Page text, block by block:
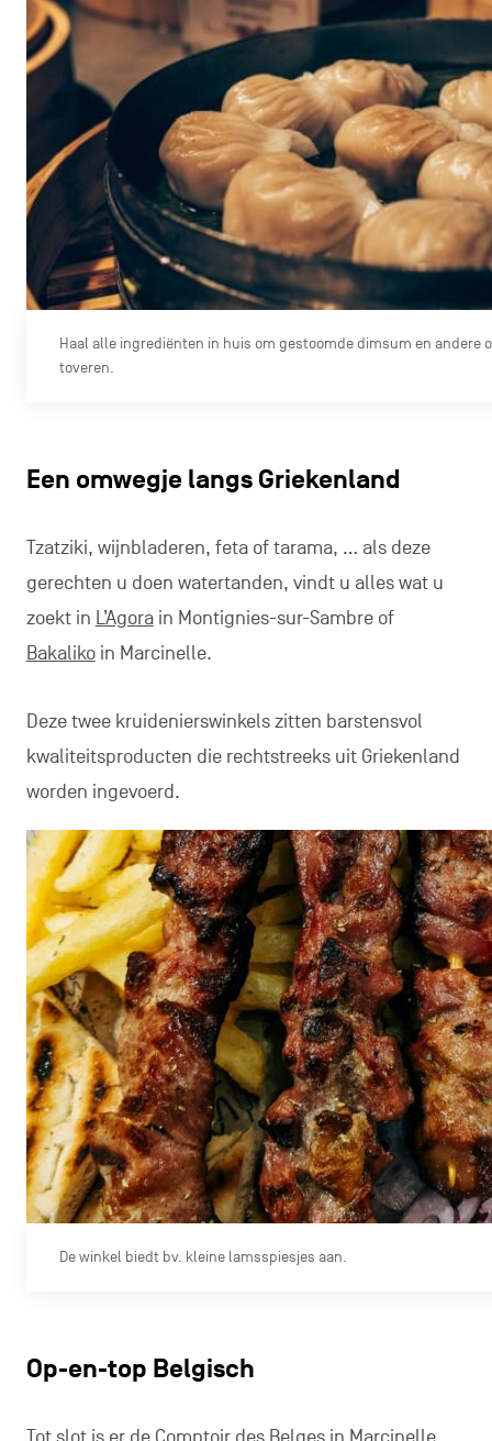
Haal alle ingrediënten in huis om gestoomde dimsum en andere
toveren.
Een omwegje langs Griekenland
Tzatziki, wijnbladeren, feta of tarama, … als deze
gerechten u doen watertanden, vindt u alles wat u
zoekt in L’Agorain Montignies-sur-Sambre of
Bakalikoin Marcinelle.
Deze twee kruidenierswinkels zitten barstensvol
kwaliteitsproducten die rechtstreeks uit Griekenland
worden ingevoerd.
De winkel biedt bv. kleine lamsspiesjes aan.
Op-en-top Belgisch